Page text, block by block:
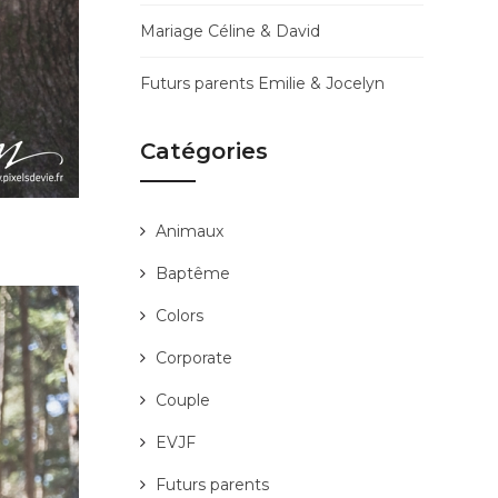
Mariage Céline & David
Futurs parents Emilie & Jocelyn
Catégories
Animaux
Baptême
Colors
Corporate
Couple
EVJF
Futurs parents